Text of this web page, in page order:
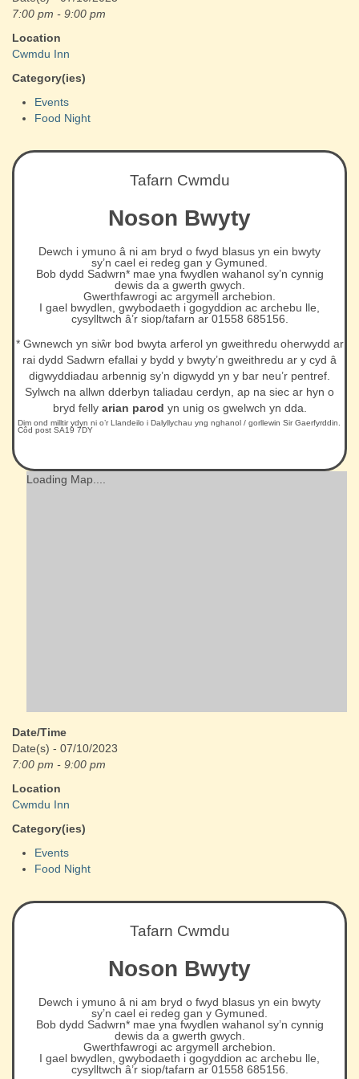
7:00 pm - 9:00 pm
Location
Cwmdu Inn
Category(ies)
Events
Food Night
Tafarn Cwmdu
Noson Bwyty
Dewch i ymuno â ni am bryd o fwyd blasus yn ein bwyty
sy’n cael ei redeg gan y Gymuned.
Bob dydd Sadwrn* mae yna fwydlen wahanol sy’n cynnig
dewis da a gwerth gwych.
Gwerthfawrogi ac argymell archebion.
I gael bwydlen, gwybodaeth i gogyddion ac archebu lle,
cysylltwch â’r siop/tafarn ar 01558 685156.
* Gwnewch yn siŵr bod bwyta arferol yn gweithredu oherwydd ar
rai dydd Sadwrn efallai y bydd y bwyty’n gweithredu ar y cyd â
digwyddiadau arbennig sy’n digwydd yn y bar neu’r pentref.
Sylwch na allwn dderbyn taliadau cerdyn, ap na siec ar hyn o
bryd felly arian parod yn unig os gwelwch yn dda.
Dim ond milltir ydyn ni o’r Llandeilo i Dalyllychau yng nghanol / gorllewin Sir Gaerfyrddin.
Côd post SA19 7DY
Loading Map....
Date/Time
Date(s) - 07/10/2023
7:00 pm - 9:00 pm
Location
Cwmdu Inn
Category(ies)
Events
Food Night
Tafarn Cwmdu
Noson Bwyty
Dewch i ymuno â ni am bryd o fwyd blasus yn ein bwyty
sy’n cael ei redeg gan y Gymuned.
Bob dydd Sadwrn* mae yna fwydlen wahanol sy’n cynnig
dewis da a gwerth gwych.
Gwerthfawrogi ac argymell archebion.
I gael bwydlen, gwybodaeth i gogyddion ac archebu lle,
cysylltwch â’r siop/tafarn ar 01558 685156.